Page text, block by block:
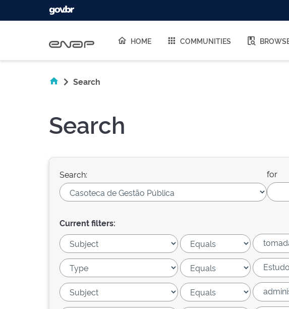
HOME COMMUNITIES
Search
Search
Search: for
Current filters: